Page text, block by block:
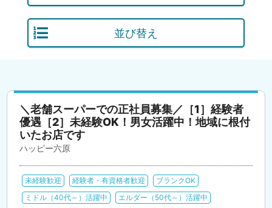
並び替え
＼老舗スーパーでの正社員募集／［1］経験者
優遇［2］未経験OK！男女活躍中！地域に根付
いたお店です
ハッピー六原
未経験歓迎 経験者・有資格者歓迎
ブランクOK
ミドル（40代～）活躍中
エルダー（50代～）活躍中